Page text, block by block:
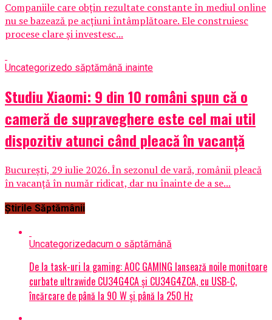
Companiile care obțin rezultate constante în mediul online
nu se bazează pe acțiuni întâmplătoare. Ele construiesc
procese clare și investesc...
Uncategorizedo săptămână inainte
Studiu Xiaomi: 9 din 10 români spun că o
cameră de supraveghere este cel mai util
dispozitiv atunci când pleacă în vacanță
București, 29 iulie 2026. În sezonul de vară, românii pleacă
în vacanță în număr ridicat, dar nu înainte de a se...
Știrile Săptămânii
Uncategorizedacum o săptămână
De la task-uri la gaming: AOC GAMING lansează noile monitoare
curbate ultrawide CU34G4CA și CU34G4ZCA, cu USB-C,
încărcare de până la 90 W și până la 250 Hz